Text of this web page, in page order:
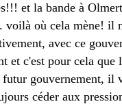
et la bande à
voilà où cela mène! il
avec ce
et c'est pour cela que
gouvernement, il
céder aux